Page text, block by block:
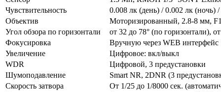
Чувствительность
0.008 лк (день) / 0.002 лк
Объектив
Моторизированный, 2.8-8 мм,
Угол обзора по горизонтали
от 32 до 78° (по горизонтали),
Фокусировка
Вручную через WEB интерфейс
Увеличение
Цифровое: вкл/выкл
WDR
Цифровой, 3 предустановки
Шумоподавление
Smart NR, 2DNR (3
Скорость затвора
От 1/25 до 1/8000 сек.